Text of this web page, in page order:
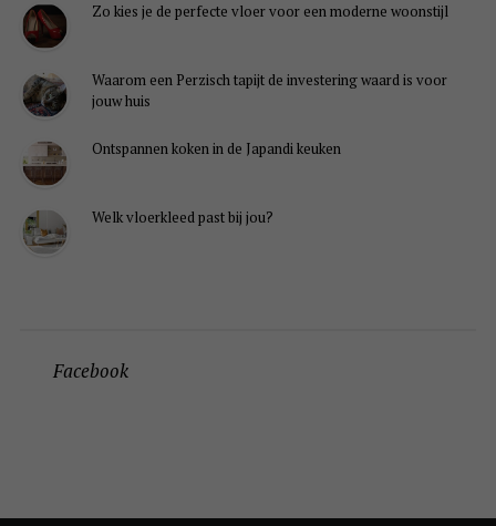
Zo kies je de perfecte vloer voor een moderne woonstijl
Waarom een Perzisch tapijt de investering waard is voor
jouw huis
Ontspannen koken in de Japandi keuken
Welk vloerkleed past bij jou?
Facebook